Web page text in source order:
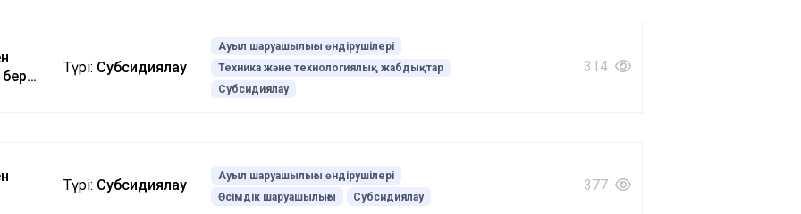
Түрі: Субсидиялау
Ауыл шаруашылығы өндірушілері
Техника және технологиялық жабдықтар
Субсидиялау
314
Түрі: Субсидиялау
Ауыл шаруашылығы өндірушілері
Өсімдік шаруашылығы
Субсидиялау
377